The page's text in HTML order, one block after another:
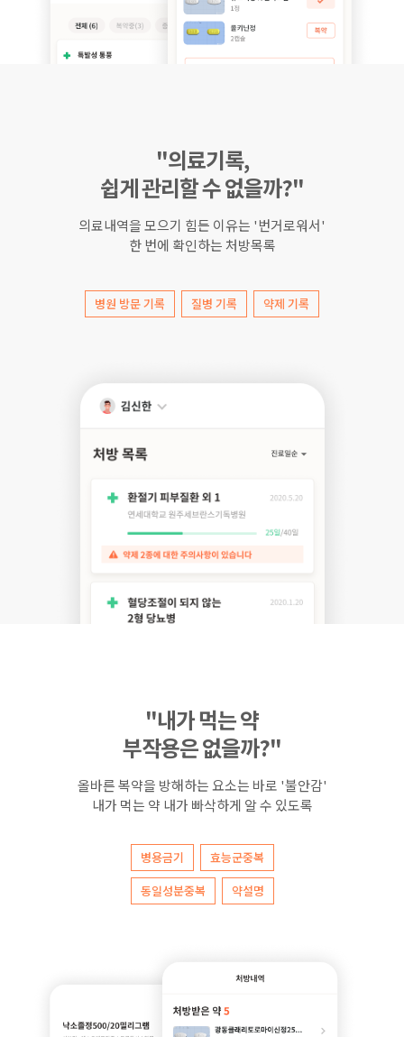
"의료기록,
쉽게 관리할 수 없을까?"
의료내역을 모으기 힘든 이유는 '번거로워서'
한 번에 확인하는 처방목록
병원 방문 기록 질병 기록 약제 기록
"내가 먹는 약
부작용은 없을까?"
올바른 복약을 방해하는 요소는 바로 '불안감'
내가 먹는 약 내가 빠삭하게 알 수 있도록
병용금기
효능군중복
동일성분중복
약설명